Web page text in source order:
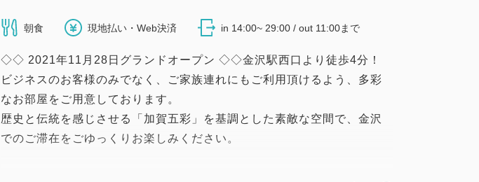
朝食 現地払い・Web決済 in 14:00~ 29:00 / out 11:00まで
◇◇ 2021年11月28日グランドオープン ◇◇金沢駅西口より徒歩4分！
ビジネスのお客様のみでなく、ご家族連れにもご利用頂けるよう、多彩
なお部屋をご用意しております。
歴史と伝統を感じさせる「加賀五彩」を基調とした素敵な空間で、金沢
でのご滞在をごゆっくりお楽しみください。